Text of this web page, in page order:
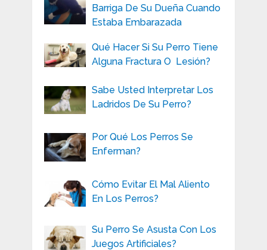
Barriga De Su Dueña Cuando
Estaba Embarazada
Qué Hacer Si Su Perro Tiene
Alguna Fractura O Lesión?
Sabe Usted Interpretar Los
Ladridos De Su Perro?
Por Qué Los Perros Se
Enferman?
Cómo Evitar El Mal Aliento
En Los Perros?
Su Perro Se Asusta Con Los
Juegos Artificiales?